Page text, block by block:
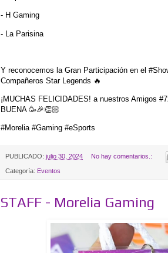
- H Gaming
- La Parisina
Y reconocemos la Gran Participación en el
Compañeros Star Legends 🔥
¡MUCHAS FELICIDADES! a nuestros Amigos
BUENA 🥳🎉👏🏻
#Morelia #Gaming #eSports
PUBLICADO: julio 30, 2024 No hay comentarios.:
Categoría: Eventos
STAFF - Morelia Gaming